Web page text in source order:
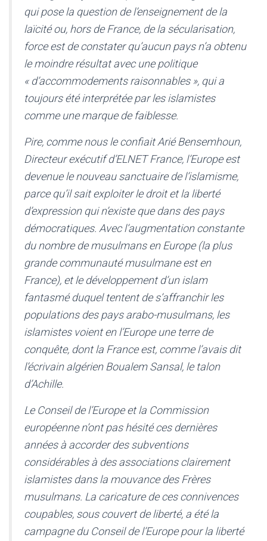
qui pose la question de l’enseignement de la
laïcité ou, hors de France, de la sécularisation,
force est de constater qu’aucun pays n’a obtenu
le moindre résultat avec une politique
« d’accommodements raisonnables », qui a
toujours été interprétée par les islamistes
comme une marque de faiblesse.
Pire, comme nous le confiait Arié Bensemhoun,
Directeur exécutif d’ELNET France, l’Europe est
devenue le nouveau sanctuaire de l’islamisme,
parce qu’il sait exploiter le droit et la liberté
d’expression qui n’existe que dans des pays
démocratiques. Avec l’augmentation constante
du nombre de musulmans en Europe (la plus
grande communauté musulmane est en
France), et le développement d’un islam
fantasmé duquel tentent de s’affranchir les
populations des pays arabo-musulmans, les
islamistes voient en l’Europe une terre de
conquête, dont la France est, comme l’avais dit
l’écrivain algérien Boualem Sansal, le talon
d’Achille.
Le Conseil de l’Europe et la Commission
européenne n’ont pas hésité ces dernières
années à accorder des subventions
considérables à des associations clairement
islamistes dans la mouvance des Frères
musulmans. La caricature de ces connivences
coupables, sous couvert de liberté, a été la
campagne du Conseil de l’Europe pour la liberté